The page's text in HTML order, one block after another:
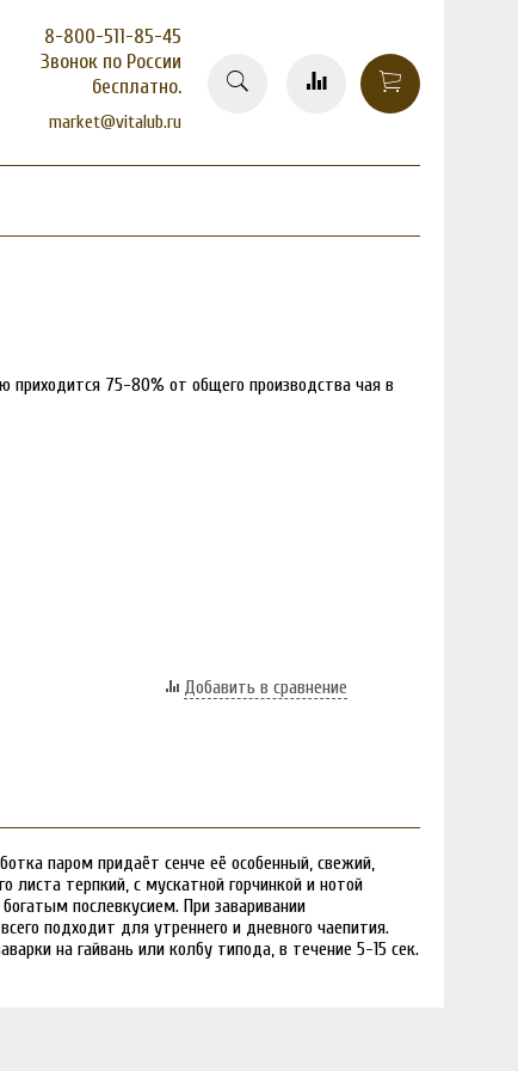
8-800-511-85-45
Звонок по России
бесплатно.
market@vitalub.ru
75-80% от общего производства чая в
Добавить в сравнение
паром придаёт сенче её особенный, свежий,
листа терпкий, с мускатной горчинкой и нотой
послевкусием. При заваривании
подходит для утреннего и дневного чаепития.
на гайвань или колбу типода, в течение 5-15 сек.